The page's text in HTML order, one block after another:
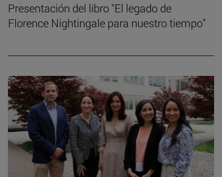
Presentación del libro "El legado de
Florence Nightingale para nuestro tiempo"